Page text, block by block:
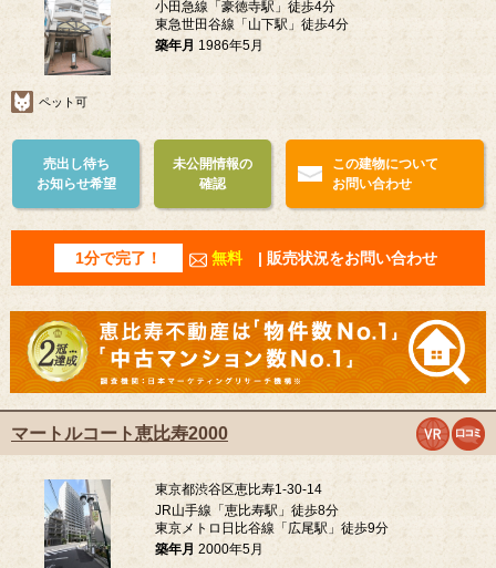
小田急線「豪徳寺駅」徒歩4分
東急世田谷線「山下駅」徒歩4分
築年月 1986年5月
ペット可
売出し待ち
お知らせ希望
未公開情報の
確認
この建物について
お問い合わせ
1分で完了！ 無料 | 販売状況をお問い合わせ
マートルコート恵比寿2000
東京都渋谷区恵比寿1-30-14
JR山手線「恵比寿駅」徒歩8分
東京メトロ日比谷線「広尾駅」徒歩9分
築年月 2000年5月